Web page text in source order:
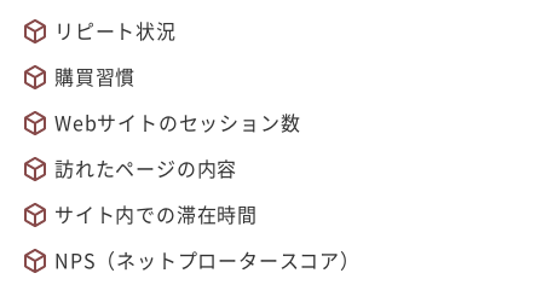
リピート状況
購買習慣
Webサイトのセッション数
訪れたページの内容
サイト内での滞在時間
NPS（ネットプロータースコア）